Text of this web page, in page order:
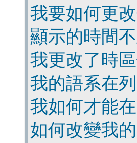
我要如何更
顯示的時間不
我更改了時
我的語系在
我如何才能
如何改變我